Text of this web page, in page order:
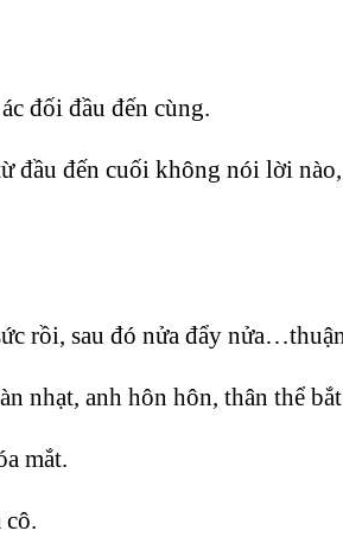
đối đầu đến cùng.
đầu đến cuối không nói lời
rồi, sau đó nửa đẩy
nhạt, anh hôn hôn, thân thể
mắt.